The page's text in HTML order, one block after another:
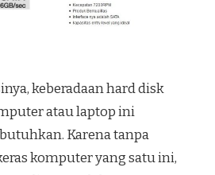
keberadaan hard disk
atau laptop ini
Karena tanpa
komputer yang satu ini,